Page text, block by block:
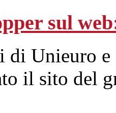
sul
di Unieuro
il sito del